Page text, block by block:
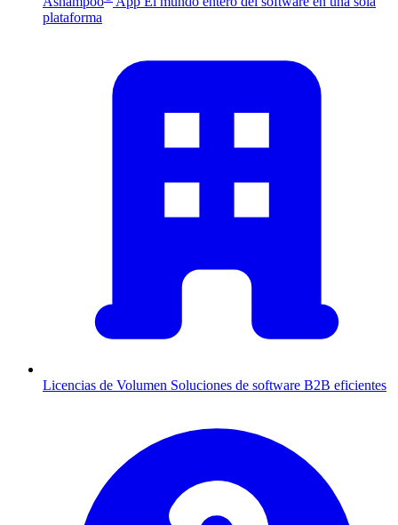
plataforma
Licencias de Volumen Soluciones de software B2B eficientes